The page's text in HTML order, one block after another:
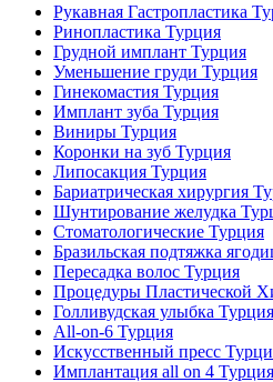
Рукавная Гастропластика
Ринопластика Турция
Грудной имплант Турция
Уменьшение груди Турция
Гинекомастия Турция
Имплант зуба Турция
Виниры Турция
Коронки на зуб Турция
Липосакция Турция
Бариатрическая хирургия
Шунтирование желудка
Стоматологические Турция
Бразильская подтяжка
Пересадка волос Турция
Процедуры Пластической
Голливудская улыбка Турция
All-on-6 Турция
Искусственный пресс
Имплантация all on 4 Турция